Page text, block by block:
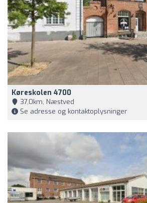
Køreskolen 4700
37,0km, Næstved
Se adresse og kontaktoplysninger